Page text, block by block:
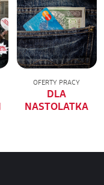
OFERTY PRACY
DLA
NASTOLATKA